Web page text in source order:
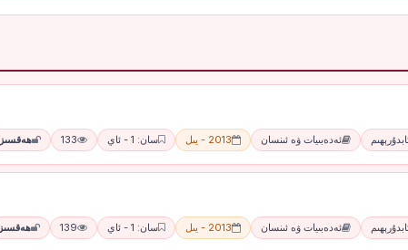
ئەدەبىيات ۋە ئىنسان 2013 - يىل سان: 1 - ئاي 133 ھەقسىز
ئەدەبىيات ۋە ئىنسان 2013 - يىل سان: 1 - ئاي 139 ھەقسىز